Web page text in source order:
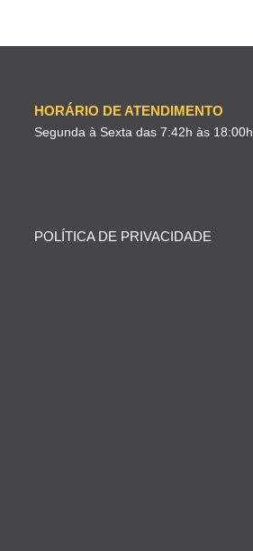
HORÁRIO DE ATENDIMENTO
Segunda à Sexta das 7:42h às 18:00h
POLÍTICA DE PRIVACIDADE